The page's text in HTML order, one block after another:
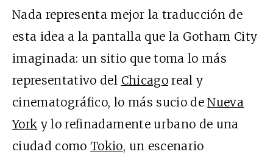
Nada representa mejor la traducción de
esta idea a la pantalla que la Gotham City
imaginada: un sitio que toma lo más
representativo del Chicagoreal y
cinematográfico, lo más sucio deNueva
York y lo refinadamente urbano de una
ciudad comoTokio, un escenario